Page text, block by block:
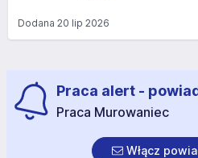
Dodana 20 lip 2026
Praca alert -
Praca Murowaniec
Włącz